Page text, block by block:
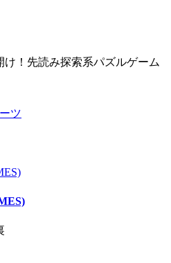
け！先読み探索系パズルゲーム